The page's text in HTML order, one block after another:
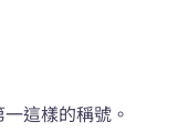
這樣的稱號。